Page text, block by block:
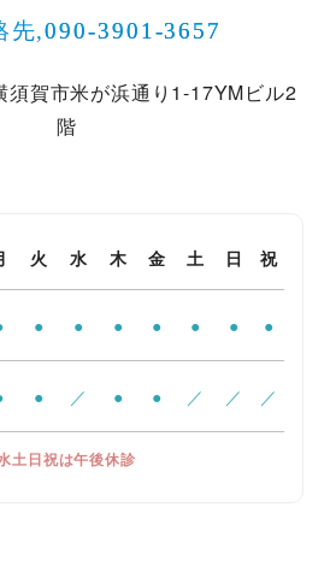
先,090-3901-3657
賀市米が浜通り1-17YMビル2
階
火 水 木 金 土 日 祝
● ● ● ● ● ● ●
● ／ ● ● ／ ／ ／
土日祝は午後休診